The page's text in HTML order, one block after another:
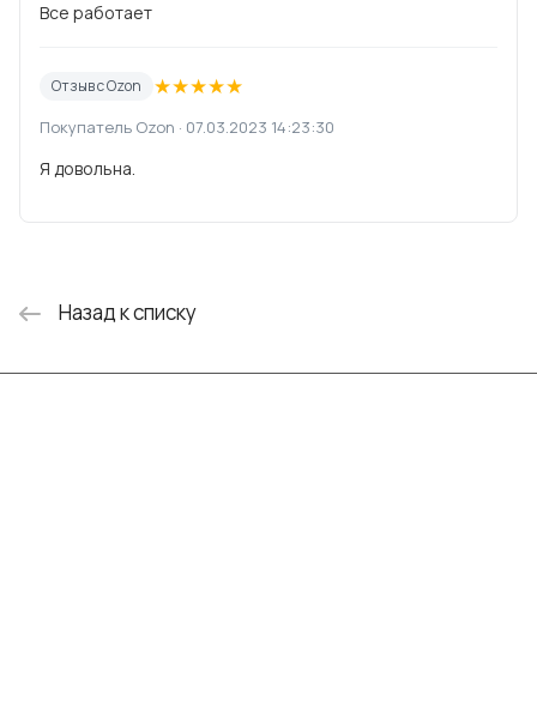
Все работает
Отзыв с Ozon ★★★★★
Покупатель Ozon · 07.03.2023 14:23:30
Я довольна.
Назад к списку